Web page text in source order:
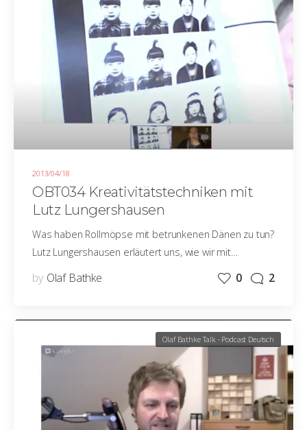
2013/04/18
OBT034 Kreativitätstechniken mit
Lutz Lungershausen
Was haben Rollmöpse mit betrunkenen Dänen zu tun?
Lutz Lungershausen erläutert uns, wie wir mit…
by Olaf Bathke 0 2
Olaf Bathke Talk - Podcast Deutsch